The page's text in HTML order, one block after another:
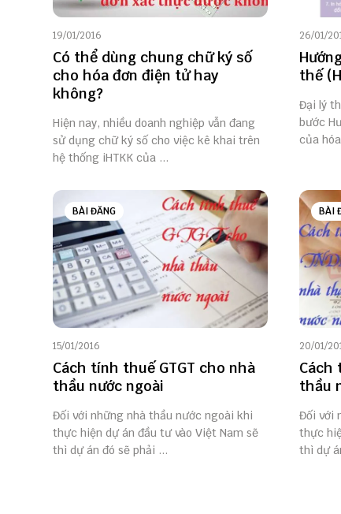
19/01/2016
Có thể dùng chung chữ ký số
cho hóa đơn điện tử hay
không?
Hiện nay, nhiều doanh nghiệp vẫn đang
sử dụng chữ ký số cho việc kê khai trên
hệ thống iHTKK của ...
26/01/
thế
Đại lý
bước
của
BÀI ĐĂNG
15/01/2016
Cách tính thuế GTGT cho nhà
thầu nước ngoài
Đối với những nhà thầu nước ngoài khi
thực hiện dự án đầu tư vào Việt Nam sẽ
thì dự án đó sẽ phải ...
BÀI
20/01/
Cách
thầu
Đối với
thực
thì dự